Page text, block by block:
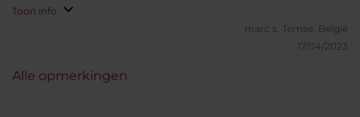
stranden.Bij een toekomstig bezoek aan Barcelona
Toon info
marc s.
Temse, België
17/04/2023
Alle opmerkingen